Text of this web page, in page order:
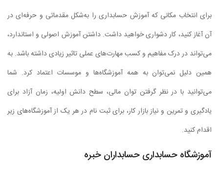
برای انتخاب مکانی که آموزش حسابداری را به‌شکل مقدماتی و حرفه‌ای در
آن آغاز کنید، کار دشواری خواهید داشت. داشتن آموزش اصولی و استاندارد،
می‌تواند در درک مفاهیم و کسب مهارت‌های عملی تاثیر زیادی داشته باشد. به
همین دلیل نمی‌توان به همه آموزشگاه‌ها و موسسات اعتماد کرد. شما
می‌توانید با در نظر گرفتن توان مالی، سطح دانش اولیه، زمان آزاد برای
یادگیری و تمرین و نیاز بازار کار، برای ثبت نام در هر یک از آموزشگاه‌های زیر
اقدام کنید.
آموزشگاه حسابداری حسابداران خبره